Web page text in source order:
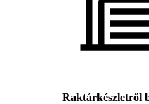
Raktárkészletről